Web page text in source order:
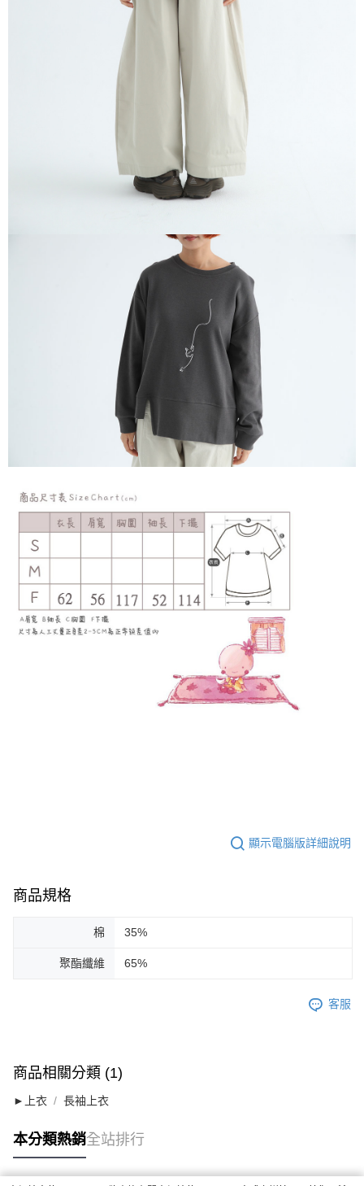
顯示電腦版詳細說明
商品規格
棉 35%
聚酯纖維 65%
客服
商品相關分類 (1)
►上衣 長袖上衣
本分類熱銷全站排行